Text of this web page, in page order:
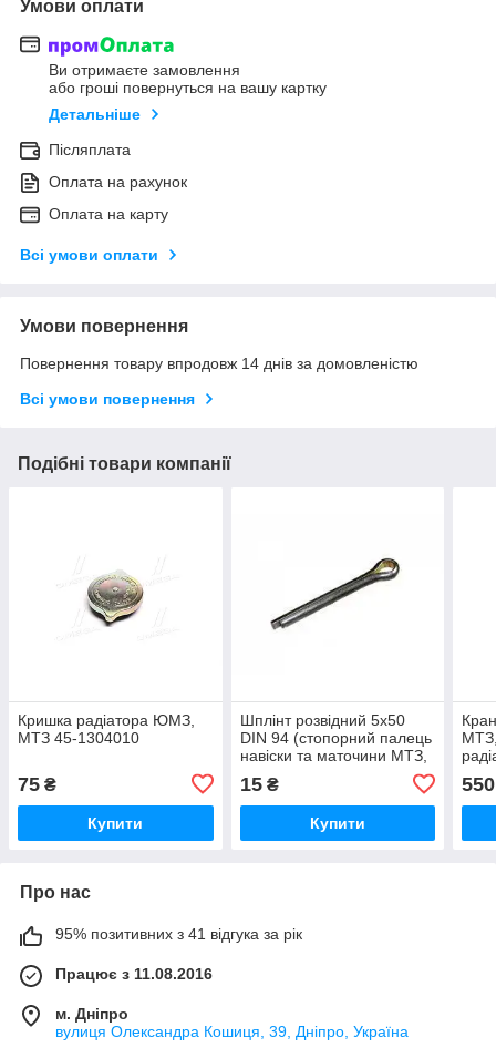
Умови оплати
Ви отримаєте замовлення
або гроші повернуться на вашу картку
Детальніше
Післяплата
Оплата на рахунок
Оплата на карту
Всі умови оплати
Умови повернення
Повернення товару впродовж 14 днів за домовленістю
Всі умови повернення
Подібні товари компанії
Кришка радіатора ЮМЗ,
МТЗ 45-1304010
75 ₴
Купити
Шплінт розвідний 5х50
DIN 94 (стопорний палець
навіски та маточини МТЗ,
397-79
15₴
Купити
550
Про нас
95% позитивних з 41 відгука за рік
Працює з 11.08.2016
м. Дніпро
вулиця Олександра Кошиця, 39, Дніпро, Україна